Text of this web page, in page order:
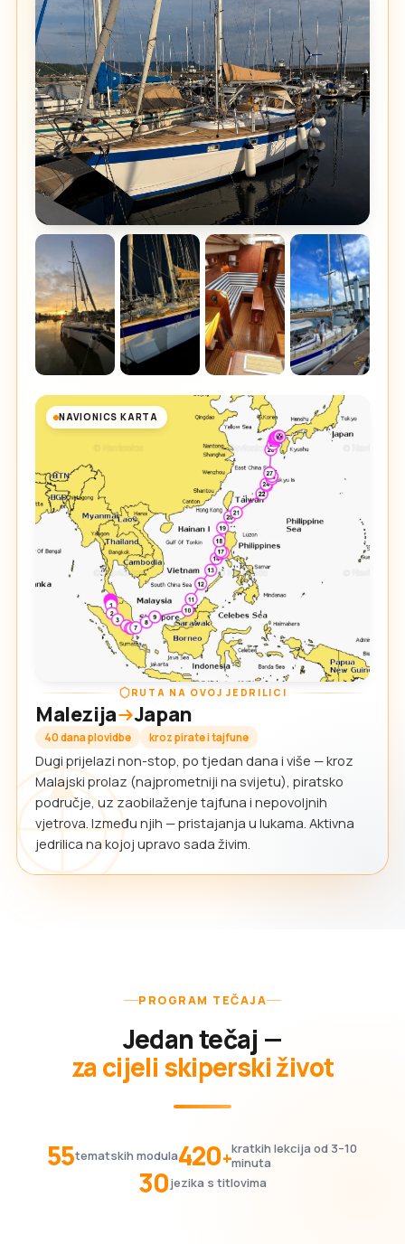
NAVIONICS KARTA
RUTA NA OVOJ JEDRILICI
Malezija Japan
40 dana plovidbe kroz pirate i tajfune
Dugi prijelazi non-stop, po tjedan dana i više — kroz
Malajski prolaz (najprometniji na svijetu), piratsko
područje, uz zaobilaženje tajfuna i nepovoljnih
vjetrova. Između njih — pristajanja u lukama. Aktivna
jedrilica na kojoj upravo sada živim.
PROGRAM TEČAJA
Jedan tečaj —
za cijeli skiperski život
55tematskih modula420+kratkih lekcija od 3–10
minuta
30jezika s titlovima